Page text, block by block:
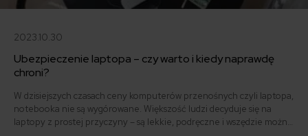
2023.10.30
Ubezpieczenie laptopa – czy warto i kiedy naprawdę
chroni?
W dzisiejszych czasach ceny komputerów przenośnych czyli laptopa,
notebooka nie są wygórowane. Większość ludzi decyduje się na
laptopy z prostej przyczyny – są lekkie, podręczne i wszędzie można